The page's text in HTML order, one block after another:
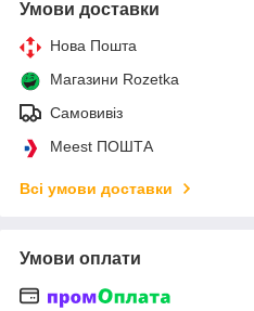
Умови доставки
Нова Пошта
Магазини Rozetka
Самовивіз
Meest ПОШТА
Всі умови доставки
Умови оплати